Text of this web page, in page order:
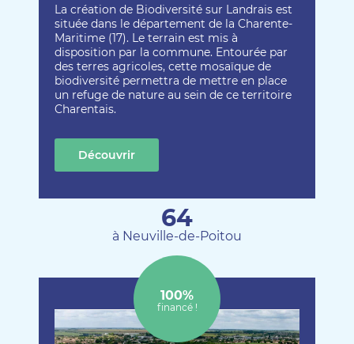
La création de Biodiversité sur Landrais est
située dans le département de la Charente-
Maritime (17). Le terrain est mis à
disposition par la commune. Entourée par
des terres agricoles, cette mosaïque de
biodiversité permettra de mettre en place
un refuge de nature au sein de ce territoire
Charentais.
Découvrir
64
à Neuville-de-Poitou
100%
financé !